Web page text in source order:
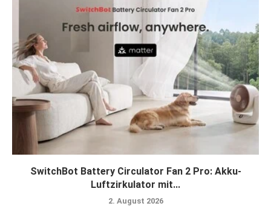
SwitchBot Battery Circulator Fan 2 Pro: Akku-
Luftzirkulator mit...
2. August 2026